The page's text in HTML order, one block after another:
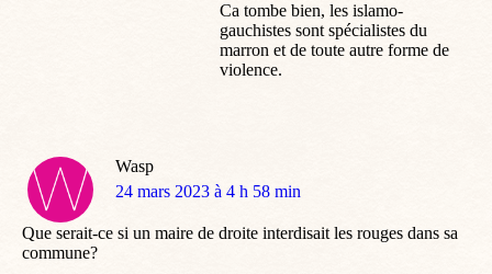
Ca tombe bien, les islamo-
gauchistes sont spécialistes du
marron et de toute autre forme de
violence.
Wasp
dit
24 mars 2023 à 4 h 58 min
Que serait-ce si un maire de droite interdisait les rouges dans sa
commune?